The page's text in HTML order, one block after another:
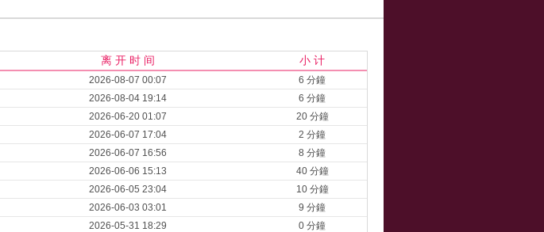
离 开 时 间 小 计
2026-08-07 00:07
6 分鐘
2026-08-04 19:14
6 分鐘
2026-06-20 01:07
20 分鐘
2026-06-07 17:04
2 分鐘
2026-06-07 16:56
8 分鐘
2026-06-06 15:13
40 分鐘
2026-06-05 23:04
10 分鐘
2026-06-03 03:01
9 分鐘
2026-05-31 18:29
0 分鐘